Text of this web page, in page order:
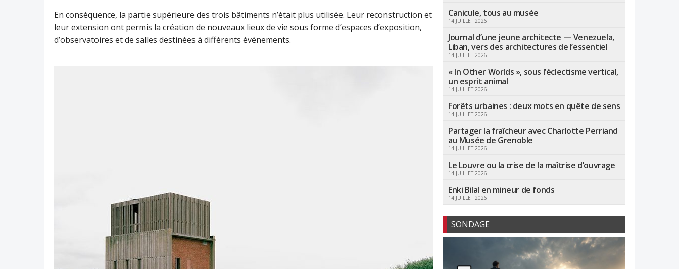
En conséquence, la partie supérieure des trois bâtiments n’était plus utilisée. Leur reconstruction et
leur extension ont permis la création de nouveaux lieux de vie sous forme d’espaces d’exposition,
d’observatoires et de salles destinées à différents événements.
Canicule, tous au musée
14 JUILLET 2026
Journal d’une jeune architecte — Venezuela,
Liban, vers des architectures de l’essentiel
14 JUILLET 2026
« In Other Worlds », sous l’éclectisme vertical,
un esprit animal
14 JUILLET 2026
Forêts urbaines : deux mots en quête de sens
14 JUILLET 2026
Partager la fraîcheur avec Charlotte Perriand
au Musée de Grenoble
14 JUILLET 2026
Le Louvre ou la crise de la maîtrise d’ouvrage
14 JUILLET 2026
Enki Bilal en mineur de fonds
14 JUILLET 2026
SONDAGE